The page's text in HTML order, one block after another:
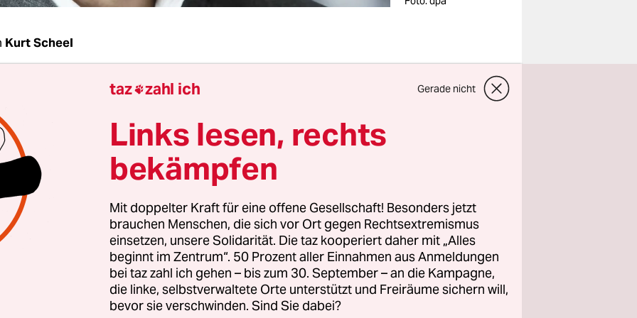
Kurt Scheel
Herr Kermani, ich nenne Ihnen jetzt einige Jahreszahlen,
dazu ein? 2001, 2002, 2005, 2006, 2007, 2010, 2013.
Es sind, wie ich sie für mich nenne, „die Zahlen der
in diesen Jahren habe ich keinen, ich wiederhole:
renommierten Preis verliehen bekommen.
taz zahl ich Gerade nicht
Links lesen, rechts
bekämpfen
Mit doppelter Kraft für eine offene Gesellschaft! Besonders jetzt
brauchen Menschen, die sich vor Ort gegen Rechtsextremismus
einsetzen, unsere Solidarität. Die taz kooperiert daher mit „Alles
beginnt im Zentrum“. 50 Prozent aller Einnahmen aus Anmeldungen
bei taz zahl ich gehen – bis zum 30. September – an die Kampagne,
die linke, selbstverwaltete Orte unterstützt und Freiräume sichern will,
bevor sie verschwinden. Sind Sie dabei?